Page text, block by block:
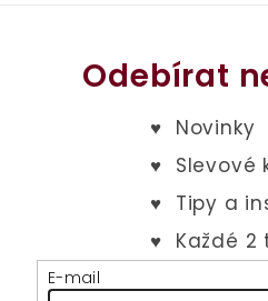
Odebírat
E-mail